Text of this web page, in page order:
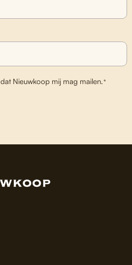
dat Nieuwkoop mij mag mailen.*